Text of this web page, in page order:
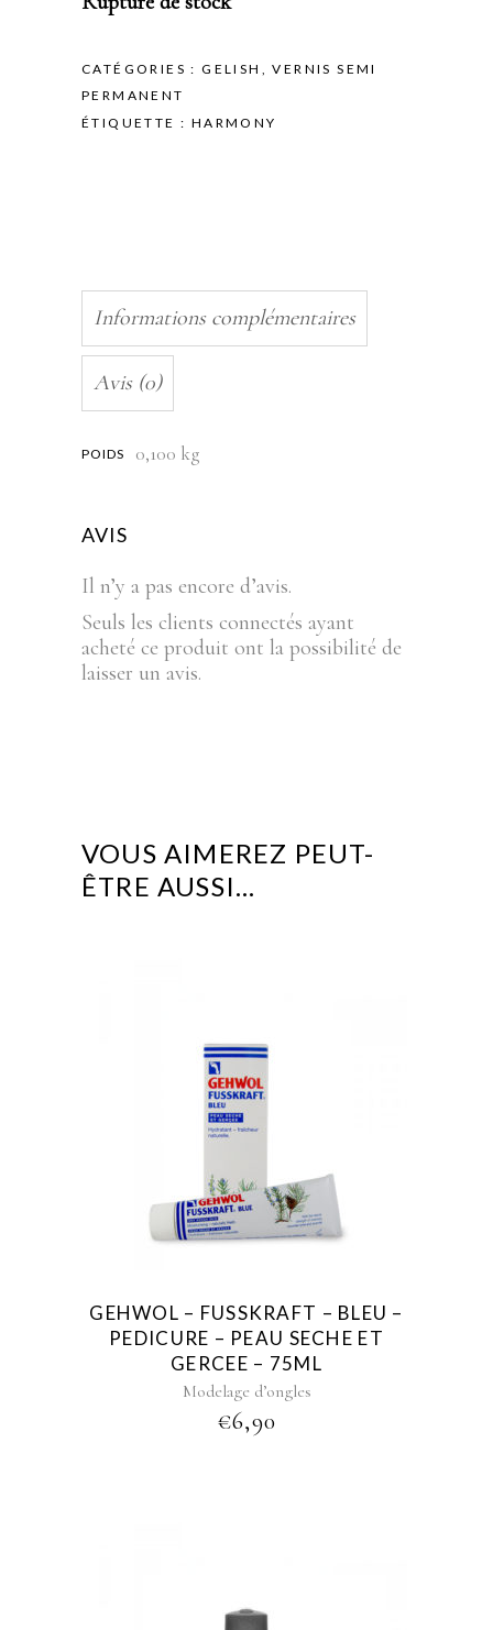
CATÉGORIES :GELISH ,VERNIS SEMI
PERMANENT
ÉTIQUETTE : HARMONY
Informations complémentaires
Avis (0)
POIDS 0,100 kg
AVIS
Il n’y a pas encore d’avis.
Seuls les clients connectés ayant
acheté ce produit ont la possibilité de
laisser un avis.
VOUS AIMEREZ PEUT-
ÊTRE AUSSI…
GEHWOL – FUSSKRAFT – BLEU –
PEDICURE – PEAU SECHE ET
GERCEE – 75ML
Modelage d’ongles
€6,90